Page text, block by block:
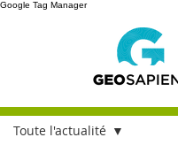
Google Tag Manager
Toute l'actualité